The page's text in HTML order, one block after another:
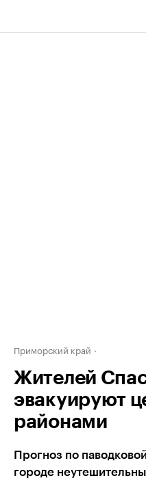
Приморский край
Жителей
эвакуируют
районами
Прогноз по
городе